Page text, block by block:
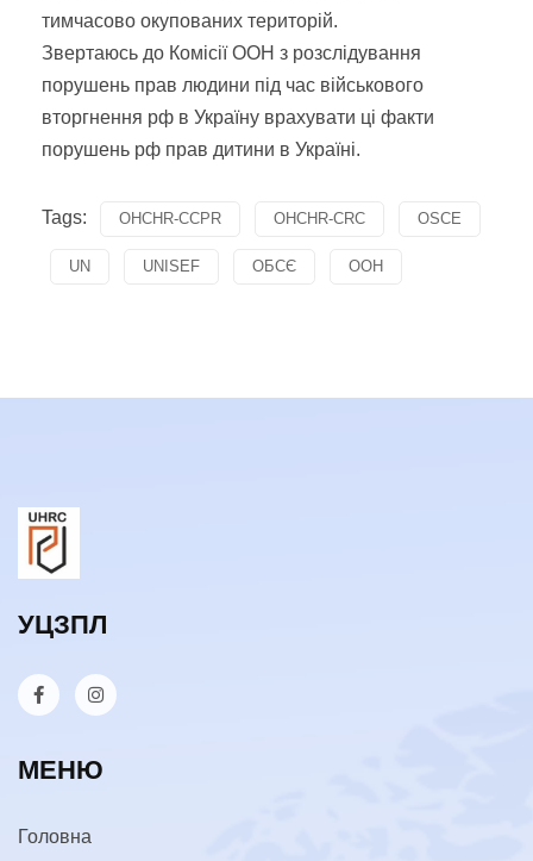
тимчасово окупованих територій.
Звертаюсь до Комісії ООН з розслідування
порушень прав людини під час військового
вторгнення рф в Україну врахувати ці факти
порушень рф прав дитини в Україні.
Tags: OHCHR-CCPR OHCHR-CRC OSCE
UN UNISEF ОБСЄ ООН
УЦЗПЛ
МЕНЮ
Головна